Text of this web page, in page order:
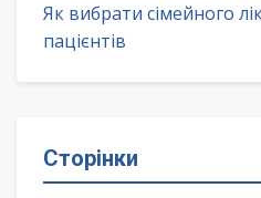
Як вибрати сімейного
пацієнтів
Сторінки